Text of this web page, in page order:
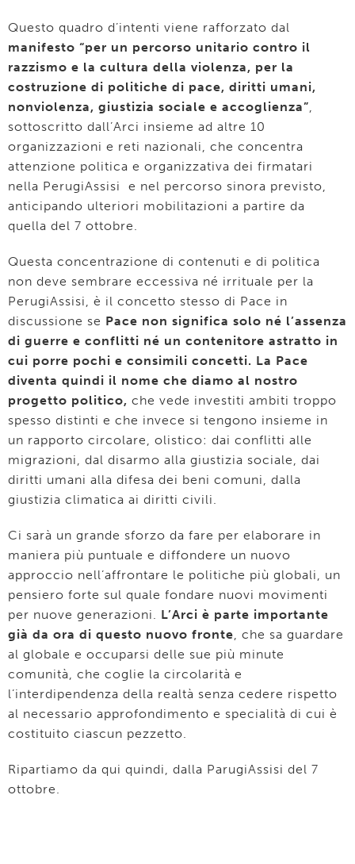
Questo quadro d’intenti viene rafforzato dal
manifesto “per un percorso unitario contro il
razzismo e la cultura della violenza, per la
costruzione di politiche di pace, diritti umani,
nonviolenza, giustizia sociale e accoglienza”
sottoscritto dall’Arci insieme ad altre 10
organizzazioni e reti nazionali, che concentra
attenzione politica e organizzativa dei firmatari
nella PerugiAssisi e nel percorso sinora previsto,
anticipando ulteriori mobilitazioni a partire da
quella del 7 ottobre.
Questa concentrazione di contenuti e di politica
non deve sembrare eccessiva né irrituale per la
PerugiAssisi, è il concetto stesso di Pace in
discussione se Pace non significa solo né l’assenza
di guerre e conflitti né un contenitore astratto in
cui porre pochi e consimili concetti. La Pace
diventa quindi il nome che diamo al nostro
progetto politico, che vede investiti ambiti troppo
spesso distinti e che invece si tengono insieme in
un rapporto circolare, olistico: dai conflitti alle
migrazioni, dal disarmo alla giustizia sociale, dai
diritti umani alla difesa dei beni comuni, dalla
giustizia climatica ai diritti civili.
Ci sarà un grande sforzo da fare per elaborare in
maniera più puntuale e diffondere un nuovo
approccio nell’affrontare le politiche più globali, un
pensiero forte sul quale fondare nuovi movimenti
per nuove generazioni. L’Arci è parte importante
già da ora di questo nuovo fronte , che sa guardare
al globale e occuparsi delle sue più minute
comunità, che coglie la circolarità e
l’interdipendenza della realtà senza cedere rispetto
al necessario approfondimento e specialità di cui è
costituito ciascun pezzetto.
Ripartiamo da qui quindi, dalla ParugiAssisi del 7
ottobre.